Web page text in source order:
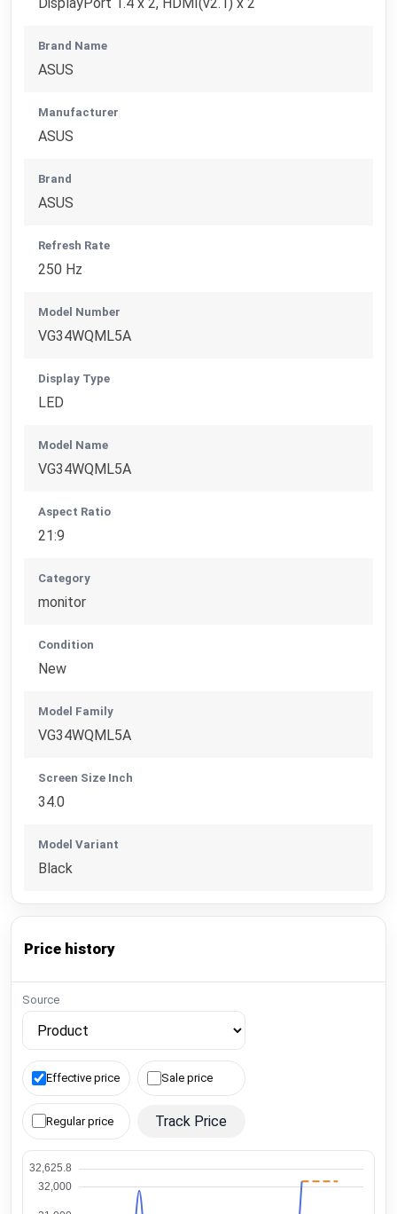
Brand Name
ASUS
Manufacturer
ASUS
Brand
ASUS
Refresh Rate
250 Hz
Model Number
VG34WQML5A
Display Type
LED
Model Name
VG34WQML5A
Aspect Ratio
21:9
Category
monitor
Condition
New
Model Family
VG34WQML5A
Screen Size Inch
34.0
Model Variant
Black
Price history
Source
Effective price Sale price
Regular price Track Price